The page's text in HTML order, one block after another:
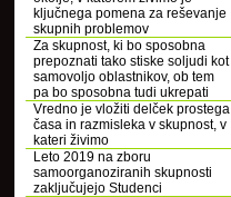
ključnega pomena za reševanje
skupnih problemov
Za skupnost, ki bo sposobna
prepoznati tako stiske soljudi kot
samovoljo oblastnikov, ob tem
pa bo sposobna tudi ukrepati
Vredno je vložiti delček prostega
časa in razmisleka v skupnost, v
kateri živimo
Leto 2019 na zboru
samoorganoziranih skupnosti
zaključujejo Studenci